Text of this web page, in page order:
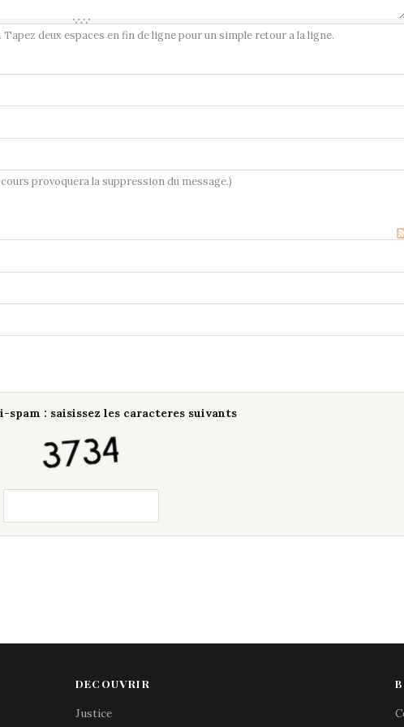
deux espaces en fin de ligne pour un simple retour a la ligne.
provoquera la suppression du message.)
spam : saisissez les caracteres suivants
DECOUVRIR
Justice